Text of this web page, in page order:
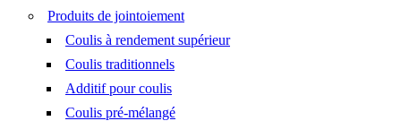
Produits de jointoiement
Coulis à rendement supérieur
Coulis traditionnels
Additif pour coulis
Coulis pré-mélangé